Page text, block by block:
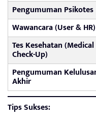
Pengumuman Psikotes
Wawancara (User & HR)
Tes Kesehatan (Medical
Check-Up)
Pengumuman
Akhir
Tips Sukses: